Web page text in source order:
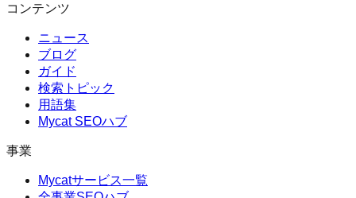
コンテンツ
ニュース
ブログ
ガイド
検索トピック
用語集
Mycat SEOハブ
事業
Mycatサービス一覧